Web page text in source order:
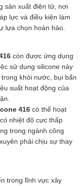
sản xuất điện tử, nơi
lực và điều kiện làm
lựa chọn hoàn hảo.
còn được ứng dụng
sử dụng silicone này
khỏi nước, bụi bẩn
suất hoạt động của
416 có thể hoạt
nhiệt độ cực thấp
trong ngành công
phải chịu sự thay
trong lĩnh vực xây